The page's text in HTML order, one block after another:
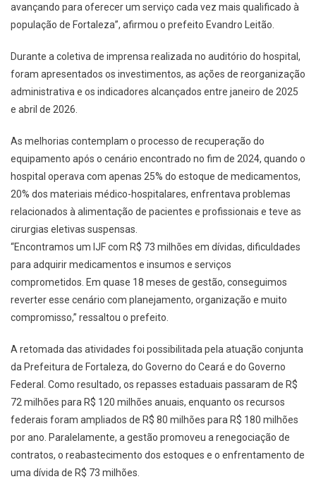
avançando para oferecer um serviço cada vez mais qualificado à
população de Fortaleza”, afirmou o prefeito Evandro Leitão.
Durante a coletiva de imprensa realizada no auditório do hospital,
foram apresentados os investimentos, as ações de reorganização
administrativa e os indicadores alcançados entre janeiro de 2025
e abril de 2026.
As melhorias contemplam o processo de recuperação do
equipamento após o cenário encontrado no fim de 2024, quando o
hospital operava com apenas 25% do estoque de medicamentos,
20% dos materiais médico-hospitalares, enfrentava problemas
relacionados à alimentação de pacientes e profissionais e teve as
cirurgias eletivas suspensas.
“Encontramos um IJF com R$ 73 milhões em dívidas, dificuldades
para adquirir medicamentos e insumos e serviços
comprometidos. Em quase 18 meses de gestão, conseguimos
reverter esse cenário com planejamento, organização e muito
compromisso,” ressaltou o prefeito.
A retomada das atividades foi possibilitada pela atuação conjunta
da Prefeitura de Fortaleza, do Governo do Ceará e do Governo
Federal. Como resultado, os repasses estaduais passaram de R$
72 milhões para R$ 120 milhões anuais, enquanto os recursos
federais foram ampliados de R$ 80 milhões para R$ 180 milhões
por ano. Paralelamente, a gestão promoveu a renegociação de
contratos, o reabastecimento dos estoques e o enfrentamento de
uma dívida de R$ 73 milhões.